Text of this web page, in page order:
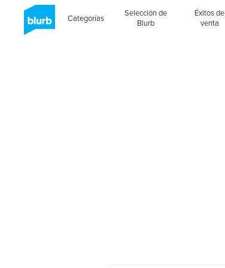
Categorías
Selección de
Blurb
Éxitos de
venta